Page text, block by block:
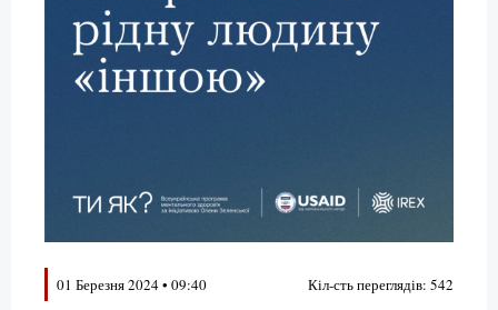
01 Березня 2024 • 09:40 Кіл-сть переглядів: 542